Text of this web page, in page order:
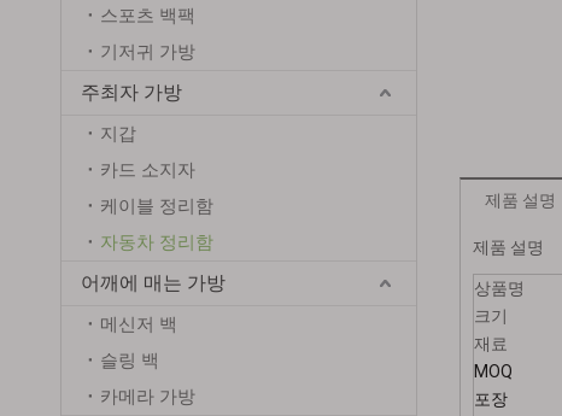
스포츠 백팩
기저귀 가방
주최자 가방
지갑
카드 소지자
케이블 정리함
자동차 정리함
어깨에 매는 가방
메신저 백
슬링 백
카메라 가방
제품 설명
제품 설명
상품명
크기
재료
MOQ
포장